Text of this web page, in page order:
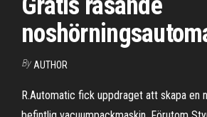
By AUTHOR
R.Automatic fick uppdraget att skapa en